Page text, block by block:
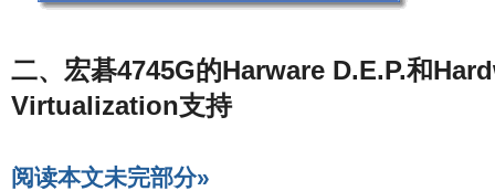
二、宏碁4745G的Harware D.E.P.和
Virtualization支持
阅读本文未完部分»